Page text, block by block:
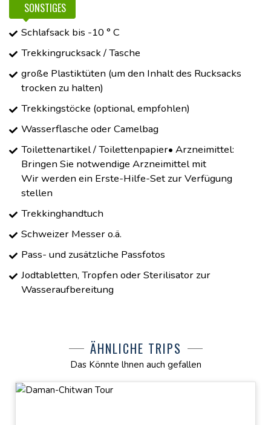
SONSTIGES
Schlafsack bis -10 ° C
Trekkingrucksack / Tasche
große Plastiktüten (um den Inhalt des Rucksacks
trocken zu halten)
Trekkingstöcke (optional, empfohlen)
Wasserflasche oder Camelbag
Toilettenartikel / Toilettenpapier• Arzneimittel:
Bringen Sie notwendige Arzneimittel mit
Wir werden ein Erste-Hilfe-Set zur Verfügung
stellen
Trekkinghandtuch
Schweizer Messer o.ä.
Pass- und zusätzliche Passfotos
Jodtabletten, Tropfen oder Sterilisator zur
Wasseraufbereitung
ÄHNLICHE TRIPS
Das Könnte lhnen auch gefallen